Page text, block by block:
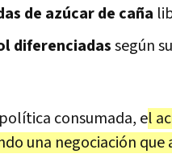
de azúcar de caña
diferenciadassegún
consumada, el
una negociación